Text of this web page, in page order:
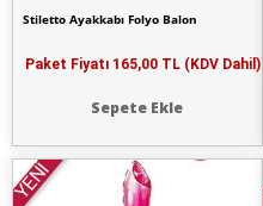
Stiletto Ayakkabı Folyo Balon
Paket Fiyatı 165,00 TL (KDV Dahil)
Sepete Ekle
YENİ